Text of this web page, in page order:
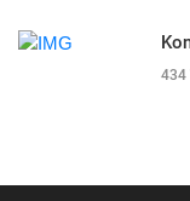
434